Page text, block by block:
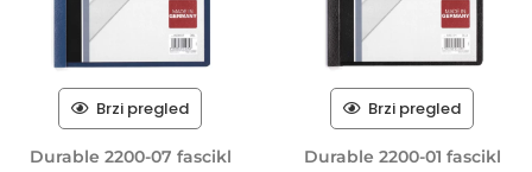
Brzi pregled
Durable 2200-07 fascikl
Brzi pregled
Durable 2200-01 fascikl